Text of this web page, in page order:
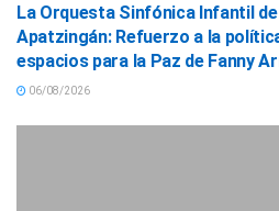
La Orquesta Sinfónica Infantil
Apatzingán: Refuerzo a la
espacios para la Paz de Fanny
06/08/2026